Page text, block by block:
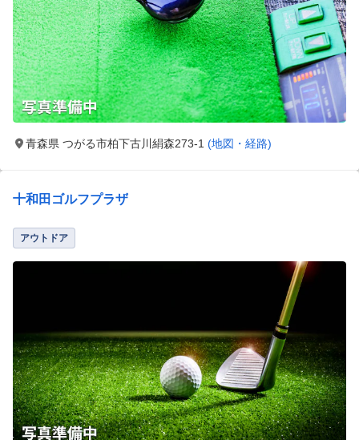
青森県 つがる市柏下古川絹森273-1 (地図・経路)
十和田ゴルフプラザ
アウトドア